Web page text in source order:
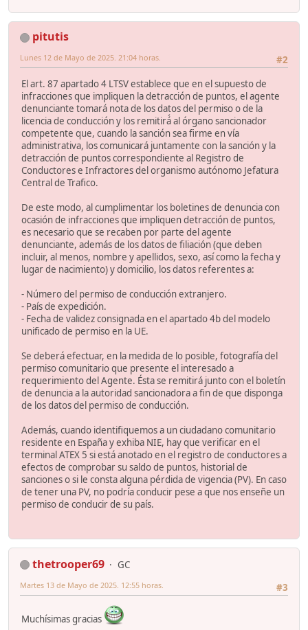
pitutis
#2
Lunes 12 de Mayo de 2025. 21:04 horas.
El art. 87 apartado 4 LTSV establece que en el supuesto de
infracciones que impliquen la detracción de puntos, el agente
denunciante tomará nota de los datos del permiso o de la
licencia de conducción y los remitirá́ al órgano sancionador
competente que, cuando la sanción sea firme en vía
administrativa, los comunicará juntamente con la sanción y la
detracción de puntos correspondiente al Registro de
Conductores e Infractores del organismo autónomo Jefatura
Central de Trafico.
De este modo, al cumplimentar los boletines de denuncia con
ocasión de infracciones que impliquen detracción de puntos,
es necesario que se recaben por parte del agente
denunciante, además de los datos de filiación (que deben
incluir, al menos, nombre y apellidos, sexo, así como la fecha y
lugar de nacimiento) y domicilio, los datos referentes a:
- Número del permiso de conducción extranjero.
- País de expedición.
- Fecha de validez consignada en el apartado 4b del modelo
unificado de permiso en la UE.
Se deberá efectuar, en la medida de lo posible, fotografía del
permiso comunitario que presente el interesado a
requerimiento del Agente. Ésta se remitirá junto con el boletín
de denuncia a la autoridad sancionadora a fin de que disponga
de los datos del permiso de conducción.
Además, cuando identifiquemos a un ciudadano comunitario
residente en España y exhiba NIE, hay que verificar en el
terminal ATEX 5 si está anotado en el registro de conductores a
efectos de comprobar su saldo de puntos, historial de
sanciones o si le consta alguna pérdida de vigencia (PV). En caso
de tener una PV, no podría conducir pese a que nos enseñe un
permiso de conducir de su país.
thetrooper69
GC
#3
Martes 13 de Mayo de 2025. 12:55 horas.
Muchísimas gracias